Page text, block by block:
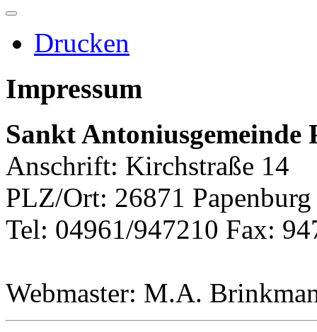
Drucken
Impressum
Sankt Antoniusgemeinde
Anschrift: Kirchstraße 14
PLZ/Ort: 26871 Papenburg
Tel: 04961/947210 Fax:
Webmaster: M.A.